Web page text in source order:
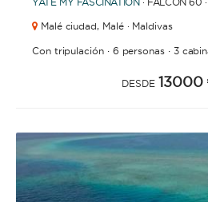
CAPACIDAD
Malé ciudad, Malé · Maldivas
Con tripulación· 6 personas· 3
DESDE 13000